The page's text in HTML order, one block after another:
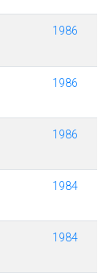
1986
1986
1986
1984
1984